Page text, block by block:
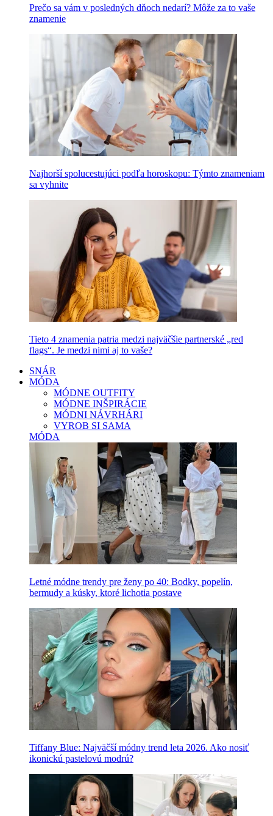
Prečo sa vám v posledných dňoch nedarí? Môže za to vaše
znamenie
Najhorší spolucestujúci podľa horoskopu: Týmto znameniam
sa vyhnite
Tieto 4 znamenia patria medzi najväčšie partnerské „red
flags“. Je medzi nimi aj to vaše?
SNÁR
MÓDA
MÓDNE OUTFITY
MÓDNE INŠPIRÁCIE
MÓDNI NÁVRHÁRI
VYROB SI SAMA
MÓDA
Letné módne trendy pre ženy po 40: Bodky, popelín,
bermudy a kúsky, ktoré lichotia postave
Tiffany Blue: Najväčší módny trend leta 2026. Ako nosiť
ikonickú pastelovú modrú?